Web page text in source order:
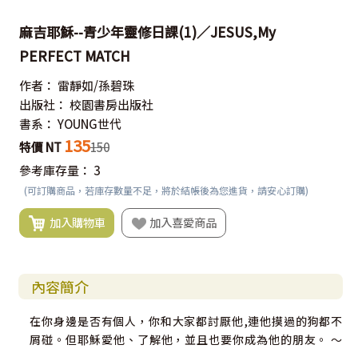
麻吉耶穌--青少年靈修日課(1)／JESUS,My
PERFECT MATCH
作者： 雷靜如/孫碧珠
出版社： 校園書房出版社
書系： YOUNG世代
特價 NT 135150
參考庫存量： 3
(可訂購商品，若庫存數量不足，將於結帳後為您進貨，請安心訂購)
加入購物車 加入喜愛商品
內容簡介
在你身邊是否有個人，你和大家都討厭他,連他摸過的狗都不
屑碰。但耶穌愛他、了解他，並且也要你成為他的朋友。 ～